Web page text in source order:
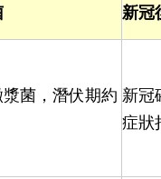
新冠
菌，潛伏期約 新冠
症狀